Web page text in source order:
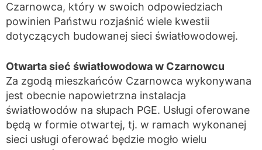
Czarnowca, który w swoich odpowiedziach
powinien Państwu rozjaśnić wiele kwestii
dotyczących budowanej sieci światłowodowej.
Otwarta sieć światłowodowa w Czarnowcu
Za zgodą mieszkańców Czarnowca wykonywana
jest obecnie napowietrzna instalacja
światłowodów na słupach PGE. Usługi oferowane
będą w formie otwartej, tj. w ramach wykonanej
sieci usługi oferować będzie mogło wielu